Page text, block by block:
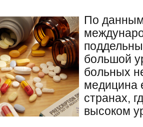
По
большой
больных
медицина
странах,
высоком